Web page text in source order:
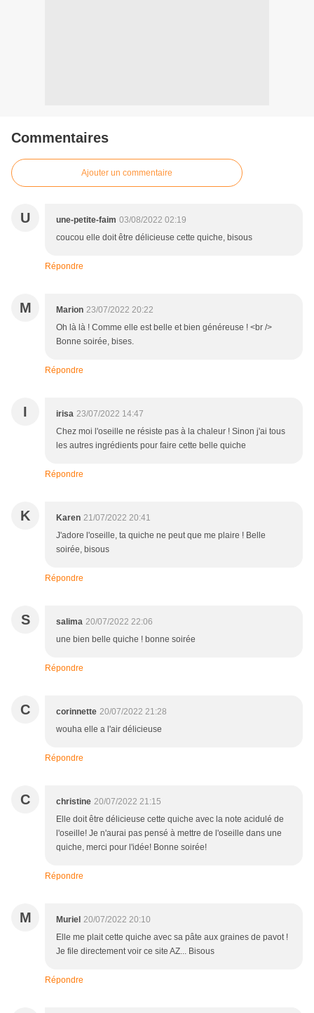
Commentaires
Ajouter un commentaire
U une-petite-faim 03/08/2022 02:19
coucou elle doit être délicieuse cette quiche, bisous
Répondre
M Marion 23/07/2022 20:22
Oh là là ! Comme elle est belle et bien généreuse ! <br />
Bonne soirée, bises.
Répondre
I irisa 23/07/2022 14:47
Chez moi l'oseille ne résiste pas à la chaleur ! Sinon j'ai tous
les autres ingrédients pour faire cette belle quiche
Répondre
K Karen 21/07/2022 20:41
J'adore l'oseille, ta quiche ne peut que me plaire ! Belle
soirée, bisous
Répondre
S salima 20/07/2022 22:06
une bien belle quiche ! bonne soirée
Répondre
C corinnette 20/07/2022 21:28
wouha elle a l'air délicieuse
Répondre
C christine 20/07/2022 21:15
Elle doit être délicieuse cette quiche avec la note acidulé de
l'oseille! Je n'aurai pas pensé à mettre de l'oseille dans une
quiche, merci pour l'idée! Bonne soirée!
Répondre
M Muriel 20/07/2022 20:10
Elle me plait cette quiche avec sa pâte aux graines de pavot !
Je file directement voir ce site AZ... Bisous
Répondre